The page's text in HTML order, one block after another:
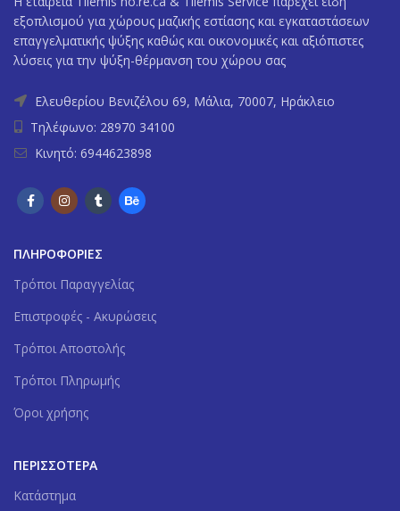
εξοπλισμού για χώρους μαζικής εστίασης και εγκαταστάσεων
επαγγελματικής ψύξης καθώς και οικονομικές και αξιόπιστες
λύσεις για την ψύξη-θέρμανση του χώρου σας
Ελευθερίου Βενιζέλου 69, Μάλια, 70007, Ηράκλειο
Τηλέφωνο: 28970 34100
Κινητό: 6944623898
ΠΛΗΡΟΦΟΡΙΕΣ
Tρόποι Παραγγελίας
Επιστροφές - Ακυρώσεις
Τρόποι Αποστολής
Τρόποι Πληρωμής
Όροι χρήσης
ΠΕΡΙΣΣΟΤΕΡΑ
Κατάστημα